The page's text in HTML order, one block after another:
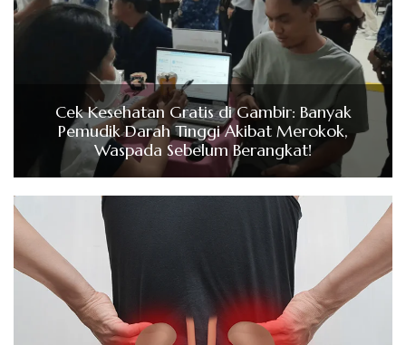
Cek Kesehatan Gratis di Gambir: Banyak
Pemudik Darah Tinggi Akibat Merokok,
Waspada Sebelum Berangkat!